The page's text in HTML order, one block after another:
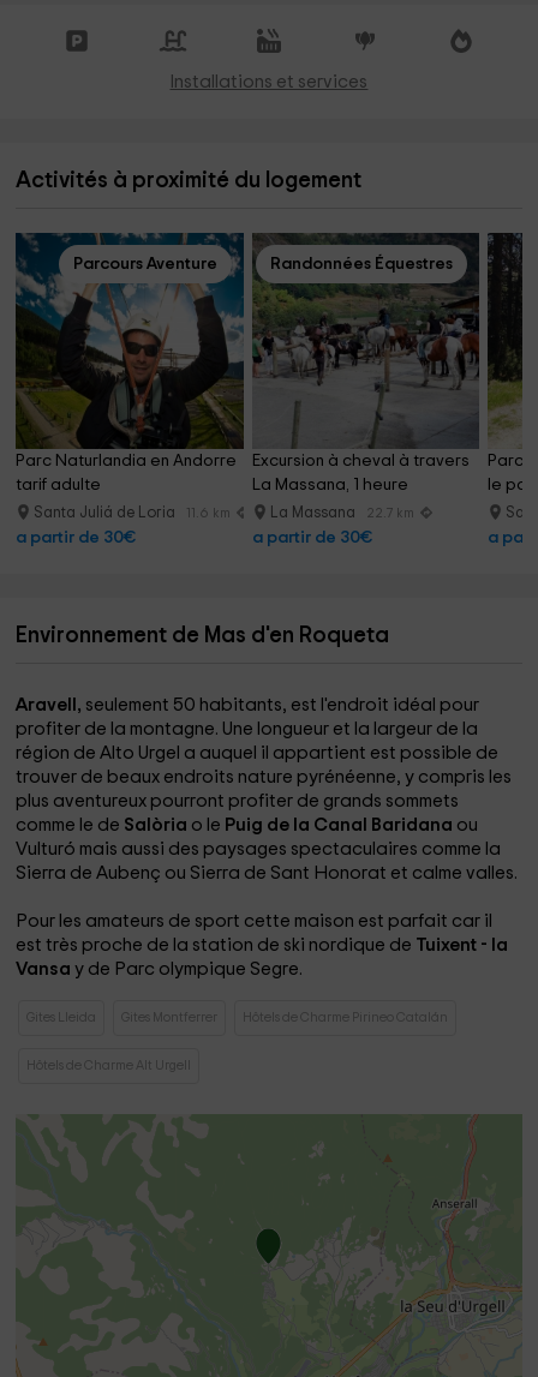
Installations et services
Activités à proximité du logement
Parcours Aventure
Parc Naturlandia en Andorre
tarif adulte
Santa Juliá de Loria 11.6 km
a partir de 30€
Randonnées Équestres
Excursion à cheval à travers
La Massana, 1 heure
La Massana 22.7 km
a partir de 30€
le
a
Environnement de Mas d'en Roqueta
Aravell, seulement 50 habitants, est l'endroit idéal pour
profiter de la montagne. Une longueur et la largeur de la
région de Alto Urgel a auquel il appartient est possible de
trouver de beaux endroits nature pyrénéenne, y compris les
plus aventureux pourront profiter de grands sommets
comme le de Salòria o le Puig de la Canal Baridana ou
Vulturó mais aussi des paysages spectaculaires comme la
Sierra de Aubenç ou Sierra de Sant Honorat et calme valles.
Pour les amateurs de sport cette maison est parfait car il
est très proche de la station de ski nordique de Tuixent - la
Vansay de Parc olympique Segre.
Gites Lleida Gites Montferrer Hôtels de Charme Pirineo Catalán
Hôtels de Charme Alt Urgell